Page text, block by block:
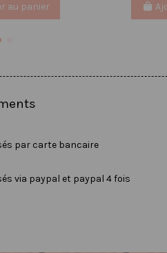
au panier
par carte bancaire
via paypal et paypal 4 fois